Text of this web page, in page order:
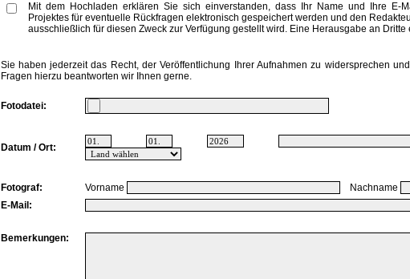
Mit dem Hochladen erklären Sie sich einverstanden, dass Ihr Name und Ihre E-
Projektes für eventuelle Rückfragen elektronisch gespeichert werden und den
ausschließlich für diesen Zweck zur Verfügung gestellt wird. Eine Herausgabe an Dritte
Sie haben jederzeit das Recht, der Veröffentlichung Ihrer Aufnahmen zu widersprechen
Fragen hierzu beantworten wir Ihnen gerne.
Fotodatei:
Datum / Ort:
Fotograf: Vorname
Nachname
E-Mail:
Bemerkungen: